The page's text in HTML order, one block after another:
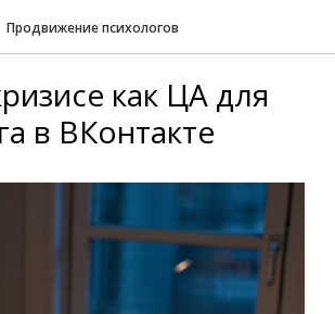
Продвижение психологов
как ЦА для
в ВКонтакте